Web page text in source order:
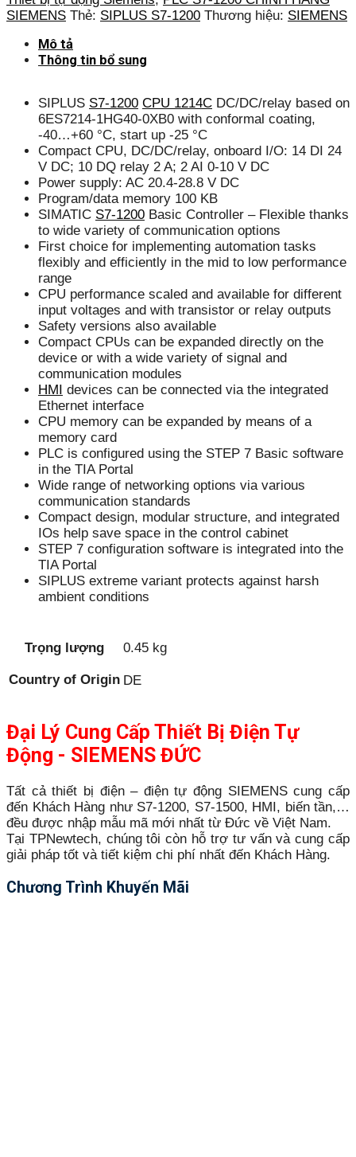
SIEMENS Thẻ: SIPLUS S7-1200 Thương hiệu: SIEMENS
Mô tả
Thông tin bổ sung
SIPLUS S7-1200 CPU 1214C DC/DC/relay based on
6ES7214-1HG40-0XB0 with conformal coating,
-40…+60 °C, start up -25 °C
Compact CPU, DC/DC/relay, onboard I/O: 14 DI 24
V DC; 10 DQ relay 2 A; 2 AI 0-10 V DC
Power supply: AC 20.4-28.8 V DC
Program/data memory 100 KB
SIMATIC S7-1200 Basic Controller – Flexible thanks
to wide variety of communication options
First choice for implementing automation tasks
flexibly and efficiently in the mid to low performance
range
CPU performance scaled and available for different
input voltages and with transistor or relay outputs
Safety versions also available
Compact CPUs can be expanded directly on the
device or with a wide variety of signal and
communication modules
HMI devices can be connected via the integrated
Ethernet interface
CPU memory can be expanded by means of a
memory card
PLC is configured using the STEP 7 Basic software
in the TIA Portal
Wide range of networking options via various
communication standards
Compact design, modular structure, and integrated
IOs help save space in the control cabinet
STEP 7 configuration software is integrated into the
TIA Portal
SIPLUS extreme variant protects against harsh
ambient conditions
Trọng lượng 0.45 kg
Country of Origin DE
Đại Lý Cung Cấp Thiết Bị Điện Tự
Động - SIEMENS ĐỨC
Tất cả thiết bị điện – điện tự động SIEMENS cung cấp
đến Khách Hàng như S7-1200, S7-1500, HMI, biến tần,…
đều được nhập mẫu mã mới nhất từ Đức về Việt Nam.
Tại TPNewtech, chúng tôi còn hỗ trợ tư vấn và cung cấp
giải pháp tốt và tiết kiệm chi phí nhất đến Khách Hàng.
Chương Trình Khuyến Mãi